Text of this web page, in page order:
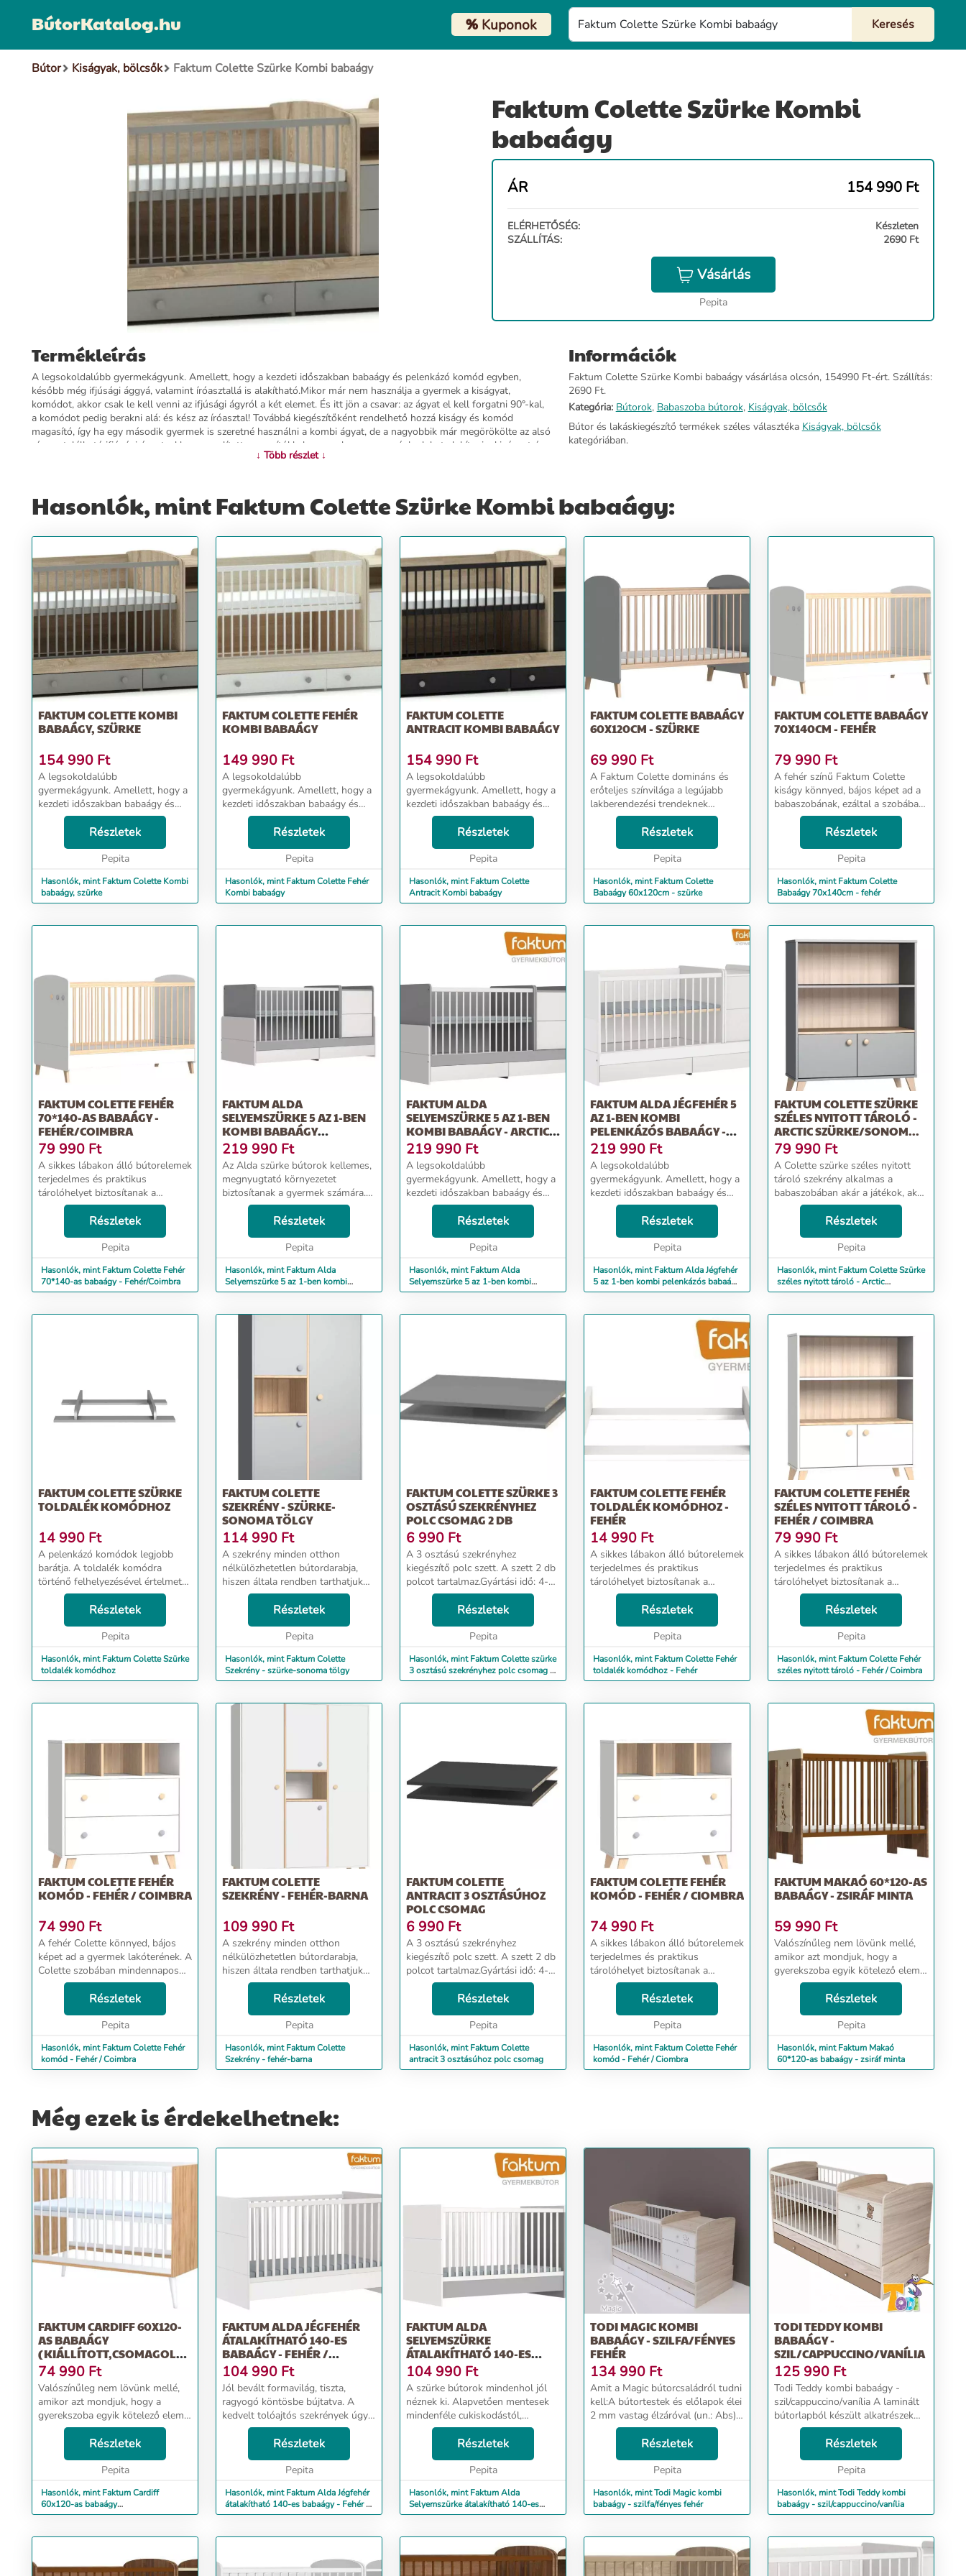
BútorKatalog.hu %Kuponok
Bútor Kiságyak, bölcsők Faktum Colette Szürke Kombi babaágy
Faktum Colette Szürke Kombi
babaágy
ÁR 154 990 Ft
ELÉRHETŐSÉG:
Készleten
SZÁLLÍTÁS:
2690 Ft
Vásárlás
Pepita
Termékleírás
A legsokoldalúbb gyermekágyunk. Amellett, hogy a kezdeti időszakban babaágy és pelenkázó komód egyben,
később még ifjúsági ággyá, valamint íróasztallá is alakítható.Mikor már nem használja a gyermek a kiságyat,
komódot, akkor csak le kell venni az ifjúsági ágyról a két elemet. És itt jön a csavar: az ágyat el kell forgatni 90°-kal,
a komódot pedig berakni alá: és kész az íróasztal! Továbbá kiegészítőként rendelhető hozzá kiságy és komód
magasító, így ha egy második gyermek is szeretné használni a kombi ágyat, de a nagyobbik már megörökölte az alsó
részen található ifjúsági ágyat, akkor az említett magasítókkal ugyanolyan magasságba lehet alakítani a kiságyat és
a komódot, mint eredetileg. Így akár egy bútort két gyermek is tud egyszerre használni! A termékhez választható
ágyrácsok hársfából készülnek. Fekvőfelület: 120x70cm, 180x80cm Az oldalrács típusa tiplis, és hársfából készül.
Az egyik oldalrács esetében 3 db tipli kivehető, így a picik, mikor már önállóan közlekednek, szabadon tudnak ki-be
semmilyen káros anyag. A gyermek növekedését követi az ágy fekvőfelülete, mely 3 magasságba állítható: 265, 422,
612 mm a földtől.A bútor matracot nem tartalmaz, ez külön rendelhető hozzá!Gyártási idő: 4-6 hét Szállítás: A
terméket lapra szerelten szállítjuk. Csomagok száma:5 (5/1: 182x83x6cm, 5/2: 122x73x10cm, 5/3: 86x57x13cm, 5/4:
83x76x9cm, 5/5: 55x52x9cm) Otthoni összeszerelés: A csomagolásban található szerelési útmutató szerint.
Garancia: 2 év gyártói garanciával! Méretek: 184x85x97cm - összeszerelt állapotban Súly: 125 kg Felhasznált
anyagok: Sonoma tölgy, Arctic szürke bútorlapA termék minden hatályos MSZ EN szabványnak megfelel és TÜV
tanúsítvánnyal rendelkezik!
További információ>>
↓ Több részlet ↓
Információk
Faktum Colette Szürke Kombi babaágy vásárlása olcsón, 154990 Ft-ért. Szállítás:
2690 Ft.
Kategória: Bútorok, Babaszoba bútorok, Kiságyak, bölcsők
Bútor és lakáskiegészítő termékek széles választéka Kiságyak, bölcsők
kategóriában.
Hasonlók, mint Faktum Colette Szürke Kombi babaágy:
FAKTUM COLETTE KOMBI
BABAÁGY, SZÜRKE
154 990 Ft
A legsokoldalúbb
gyermekágyunk. Amellett, hogy a
kezdeti időszakban babaágy és
pelenkázó komód egyben, később
még ifjúsági ággyá, valamint
íróasztallá is alakítható.Mikor már
nem használja a gyermek a...
Részletek
Pepita
Hasonlók, mint Faktum Colette Kombi
babaágy, szürke
FAKTUM COLETTE FEHÉR
KOMBI BABAÁGY
149 990 Ft
A legsokoldalúbb
gyermekágyunk. Amellett, hogy a
kezdeti időszakban babaágy és
pelenkázó komód egyben, később
még ifjúsági ággyá, valamint
íróasztallá is alakítható.Mikor már
nem használja a gyermek a...
Részletek
Pepita
Hasonlók, mint Faktum Colette Fehér
Kombi babaágy
FAKTUM COLETTE
ANTRACIT KOMBI BABAÁGY
154 990 Ft
A legsokoldalúbb
gyermekágyunk. Amellett, hogy a
kezdeti időszakban babaágy és
pelenkázó komód egyben, később
még ifjúsági ággyá, valamint
íróasztallá is alakítható.Mikor már
nem használja a gyermek a...
Részletek
Pepita
Hasonlók, mint Faktum Colette
Antracit Kombi babaágy
FAKTUM COLETTE BABAÁGY
60X120CM - SZÜRKE
69 990 Ft
A Faktum Colette domináns és
erőteljes színvilága a legújabb
lakberendezési trendeknek
megfelelő, ugyanakkor a szürke
színű kiságy szinte minden
babaszobába illik. Tulajdonságai: -
60 x 120 cm fekvőf...
Részletek
Pepita
Hasonlók, mint Faktum Colette
Babaágy 60x120cm - szürke
FAKTUM COLETTE BABAÁGY
70X140CM - FEHÉR
79 990 Ft
A fehér színű Faktum Colette
kiságy könnyed, bájos képet ad a
babaszobának, ezáltal a szobában
mindennapos lesz a jókedv és az
oldott hancúrozás. Tulajdonságai:
- 70 x 140 cm fekvőfelület, mely 3
Részletek
Pepita
Hasonlók, mint Faktum Colette
Babaágy 70x140cm - fehér
FAKTUM COLETTE FEHÉR
70*140-AS BABAÁGY -
FEHÉR/COIMBRA
79 990 Ft
A sikkes lábakon álló bútorelemek
terjedelmes és praktikus
tárolóhelyet biztosítanak a
gyermek ruháinak, játékainak és a
babaápolás nélkülözhetetlen
kellékeinek. A fehér Colette
könnyed, bájos képet a...
Részletek
Pepita
Hasonlók, mint Faktum Colette Fehér
70*140-as babaágy - Fehér/Coimbra
FAKTUM ALDA
SELYEMSZÜRKE 5 AZ 1-BEN
KOMBI BABAÁGY
RÁGÁSVÉDŐVEL -...
219 990 Ft
Az Alda szürke bútorok kellemes,
megnyugtató környezetet
biztosítanak a gyermek számára.A
Faktum Alda 5 az 1-ben kombi
ágy tökéletes választás a babád
számára. Jellemzői: -Méret:
Szélesség: 184cm M...
Részletek
Pepita
Hasonlók, mint Faktum Alda
Selyemszürke 5 az 1-ben kombi
babaágy rágásvédővel -...
FAKTUM ALDA
SELYEMSZÜRKE 5 AZ 1-BEN
KOMBI BABAÁGY - ARCTIC
SZÜR...
219 990 Ft
A legsokoldalúbb
gyermekágyunk. Amellett, hogy a
kezdeti időszakban babaágy és
pelenkázó komód egyben, később
még ifjúsági ággyá, valamint
íróasztallá is alakítható.A kombi
ágy a gyermek első pillanat...
Részletek
Pepita
Hasonlók, mint Faktum Alda
Selyemszürke 5 az 1-ben kombi
babaágy - Arctic szür...
FAKTUM ALDA JÉGFEHÉR 5
AZ 1-BEN KOMBI
PELENKÁZÓS BABAÁGY -
FEHÉR...
219 990 Ft
A legsokoldalúbb
gyermekágyunk. Amellett, hogy a
kezdeti időszakban babaágy és
pelenkázó komód egyben, később
még ifjúsági ággyá, valamint
íróasztallá is alakítható.A kombi
ágy a gyermek első pillanat...
Részletek
Pepita
Hasonlók, mint Faktum Alda Jégfehér
5 az 1-ben kombi pelenkázós babaágy
- Fehér...
FAKTUM COLETTE SZÜRKE
SZÉLES NYITOTT TÁROLÓ -
ARCTIC SZÜRKE/SONOM...
79 990 Ft
A Colette szürke széles nyitott
tároló szekrény alkalmas a
babaszobában akár a játékok, akár
ruhák tárolására. Jellemzői: -
40cm Magasság: 118cm -
Kiegészítőként rendel...
Részletek
Pepita
Hasonlók, mint Faktum Colette Szürke
széles nyitott tároló - Arctic
szürke/Sonom...
FAKTUM COLETTE SZÜRKE
TOLDALÉK KOMÓDHOZ
14 990 Ft
A pelenkázó komódok legjobb
barátja. A toldalék komódra
történő felhelyezésével értelmet
nyer a komfortos pelenkázás.
Nem kell hajolgatni, kényelmes
magasságban, nagy felületen
lehet a gyermeket tiszt...
Részletek
Pepita
Hasonlók, mint Faktum Colette Szürke
toldalék komódhoz
FAKTUM COLETTE
SZEKRÉNY - SZÜRKE-
SONOMA TÖLGY
114 990 Ft
A szekrény minden otthon
nélkülözhetetlen bútordarabja,
hiszen általa rendben tarthatjuk
dolgainkat. Ez a bútor amellett,
hogy a legjobb minőségű anyagok
felhasználásával készült, rendkívül
Részletek
Pepita
Hasonlók, mint Faktum Colette
Szekrény - szürke-sonoma tölgy
FAKTUM COLETTE SZÜRKE 3
OSZTÁSÚ SZEKRÉNYHEZ
POLC CSOMAG 2 DB
6 990 Ft
A 3 osztású szekrényhez
kiegészítő polc szett. A szett 2 db
polcot tartalmaz.Gyártási idő: 4-6
hét Szállítás: A polcokat egybe
csomagolva szállítjuk. Csomagok
száma: 1 (1/1: 48x48x6cm)
Otthoni összesz...
Részletek
Pepita
Hasonlók, mint Faktum Colette szürke
3 osztású szekrényhez polc csomag 2
db
FAKTUM COLETTE FEHÉR
TOLDALÉK KOMÓDHOZ -
FEHÉR
14 990 Ft
A sikkes lábakon álló bútorelemek
terjedelmes és praktikus
tárolóhelyet biztosítanak a
gyermek ruháinak, játékainak és a
babaápolás nélkülözhetetlen
kellékeinek. A fehér Colette
könnyed, bájos képet a...
Részletek
Pepita
Hasonlók, mint Faktum Colette Fehér
toldalék komódhoz - Fehér
FAKTUM COLETTE FEHÉR
SZÉLES NYITOTT TÁROLÓ -
FEHÉR / COIMBRA
79 990 Ft
A sikkes lábakon álló bútorelemek
terjedelmes és praktikus
tárolóhelyet biztosítanak a
gyermek ruháinak, játékainak és a
babaápolás nélkülözhetetlen
kellékeinek. A fehér Colette
könnyed, bájos képet a...
Részletek
Pepita
Hasonlók, mint Faktum Colette Fehér
széles nyitott tároló - Fehér / Coimbra
FAKTUM COLETTE FEHÉR
KOMÓD - FEHÉR / COIMBRA
74 990 Ft
A fehér Colette könnyed, bájos
képet ad a gyermek lakóterének. A
Colette szobában mindennapos
lesz a jókedv. A sikkes lábakon
álló bútorelemek terjedelmes és
praktikus tárolóhelyet biztosítanak
Részletek
Pepita
Hasonlók, mint Faktum Colette Fehér
komód - Fehér / Coimbra
FAKTUM COLETTE
SZEKRÉNY - FEHÉR-BARNA
109 990 Ft
A szekrény minden otthon
nélkülözhetetlen bútordarabja,
hiszen általa rendben tarthatjuk
dolgainkat. Ez a bútor amellett,
hogy a legjobb minőségű anyagok
felhasználásával készült, rendkívül
Részletek
Pepita
Hasonlók, mint Faktum Colette
Szekrény - fehér-barna
FAKTUM COLETTE
ANTRACIT 3 OSZTÁSÚHOZ
POLC CSOMAG
6 990 Ft
A 3 osztású szekrényhez
kiegészítő polc szett. A szett 2 db
polcot tartalmaz.Gyártási idő: 4-6
hét Szállítás: A polcokat egybe
csomagolva szállítjuk. Csomagok
száma: 1 (1/1: 48x48x4cm)
Otthoni összesz...
Részletek
Pepita
Hasonlók, mint Faktum Colette
antracit 3 osztásúhoz polc csomag
FAKTUM COLETTE FEHÉR
KOMÓD - FEHÉR / CIOMBRA
74 990 Ft
A sikkes lábakon álló bútorelemek
terjedelmes és praktikus
tárolóhelyet biztosítanak a
gyermek ruháinak, játékainak és a
babaápolás nélkülözhetetlen
kellékeinek. A fehér Colette
könnyed, bájos képet a...
Részletek
Pepita
Hasonlók, mint Faktum Colette Fehér
komód - Fehér / Ciombra
FAKTUM MAKAÓ 60*120-AS
BABAÁGY - ZSIRÁF MINTA
59 990 Ft
Valószínűleg nem lövünk mellé,
amikor azt mondjuk, hogy a
gyerekszoba egyik kötelező eleme
az ágy. A 120-as ágy
helytakarékos, mégis akár 2-3
éves korig használható a
fekvőfelülete miatt. Extra kiegés...
Részletek
Pepita
Hasonlók, mint Faktum Makaó
60*120-as babaágy - zsiráf minta
Még ezek is érdekelhetnek:
FAKTUM CARDIFF 60X120-
AS BABAÁGY
(KIÁLLÍTOTT,CSOMAGOLÁS
NÉLKÜL!)
74 990 Ft
Valószínűleg nem lövünk mellé,
amikor azt mondjuk, hogy a
gyerekszoba egyik kötelező eleme
az ágy. A 120-as ágy
helytakarékos, mégis akár 2-3
éves korig használható a
fekvőfelülete miatt.A termék
Részletek
Pepita
Hasonlók, mint Faktum Cardiff
60x120-as babaágy
(Kiállított,csomagolás nélkül!)
FAKTUM ALDA JÉGFEHÉR
ÁTALAKÍTHATÓ 140-ES
BABAÁGY - FEHÉR /
MAGASF...
104 990 Ft
Jól bevált formavilág, tiszta,
ragyogó köntösbe bújtatva. A
kedvelt tolóajtós szekrények úgy
biztosítanak bőséges tárolóhelyet
a gyerekszobában, hogy kisebb
térben elhelyezve is maradéktalan
Részletek
Pepita
Hasonlók, mint Faktum Alda Jégfehér
átalakítható 140-es babaágy - Fehér /
magasf...
FAKTUM ALDA
SELYEMSZÜRKE
ÁTALAKÍTHATÓ 140-ES
BABAÁGY - ARCTIC SZÜ...
104 990 Ft
A szürke bútorok mindenhol jól
néznek ki. Alapvetően mentesek
mindenféle cukiskodástól,
ugyanakkor remekül dekorálhatók!
A tolóajtók praktikuma
tökéletesen érvényesül, mögöttük
jókora tárolóhelyet tal...
Részletek
Pepita
Hasonlók, mint Faktum Alda
Selyemszürke átalakítható 140-es
babaágy - Arctic szü...
TODI MAGIC KOMBI
BABAÁGY - SZILFA/FÉNYES
FEHÉR
134 990 Ft
Amit a Magic bútorcsaládról tudni
kell:A bútortestek és előlapok élei
2 mm vastag élzáróval (un.: Abs)
kerülnek élzárásra, melyek a
hagyományos élfóliákhoz képest
sokkal hosszabb élettartalmúak. A
Részletek
Pepita
Hasonlók, mint Todi Magic kombi
babaágy - szilfa/fényes fehér
TODI TEDDY KOMBI
BABAÁGY -
SZIL/CAPPUCCINO/VANÍLIA
125 990 Ft
Todi Teddy kombi babaágy -
szil/cappuccino/vanília A laminált
bútorlapból készült alkatrészek
élei 2 mm vastag Pvc-vel (un.:
Abs) kerülnek élzárásra, melyek a
hagyományos élfóliákhoz képest
Részletek
Pepita
Hasonlók, mint Todi Teddy kombi
babaágy - szil/cappuccino/vanília